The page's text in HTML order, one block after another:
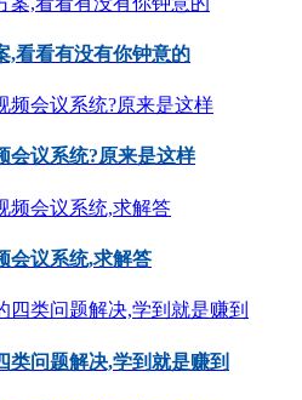
,看看有没有你钟意的
会议系统?原来是这样
会议系统,求解答
类问题解决,学到就是赚到